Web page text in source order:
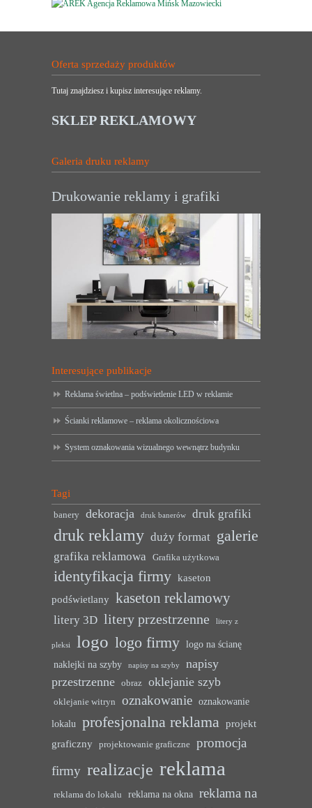
Oferta sprzedaży produktów
Tutaj znajdziesz i kupisz interesujące reklamy.
SKLEP REKLAMOWY
Galeria druku reklamy
Drukowanie reklamy i grafiki
Interesujące publikacje
Reklama świetlna – podświetlenie LED w reklamie
Ścianki reklamowe – reklama okolicznościowa
System oznakowania wizualnego wewnątrz budynku
Tagi
banery dekoracja druk banerów druk grafiki
druk reklamy duży format galerie
grafika reklamowa Grafika użytkowa
identyfikacja firmy kaseton
podświetlany kaseton reklamowy
litery 3D litery przestrzenne litery z
pleksi logo logo firmy logo na ścianę
naklejki na szyby
napisy na szyby
napisy
przestrzenne
obraz oklejanie szyb
oklejanie witryn oznakowanie oznakowanie
lokalu profesjonalna reklama projekt
graficzny
projektowanie graficzne
promocja
firmy realizacje reklama
reklama do lokalu reklama na okna reklama na